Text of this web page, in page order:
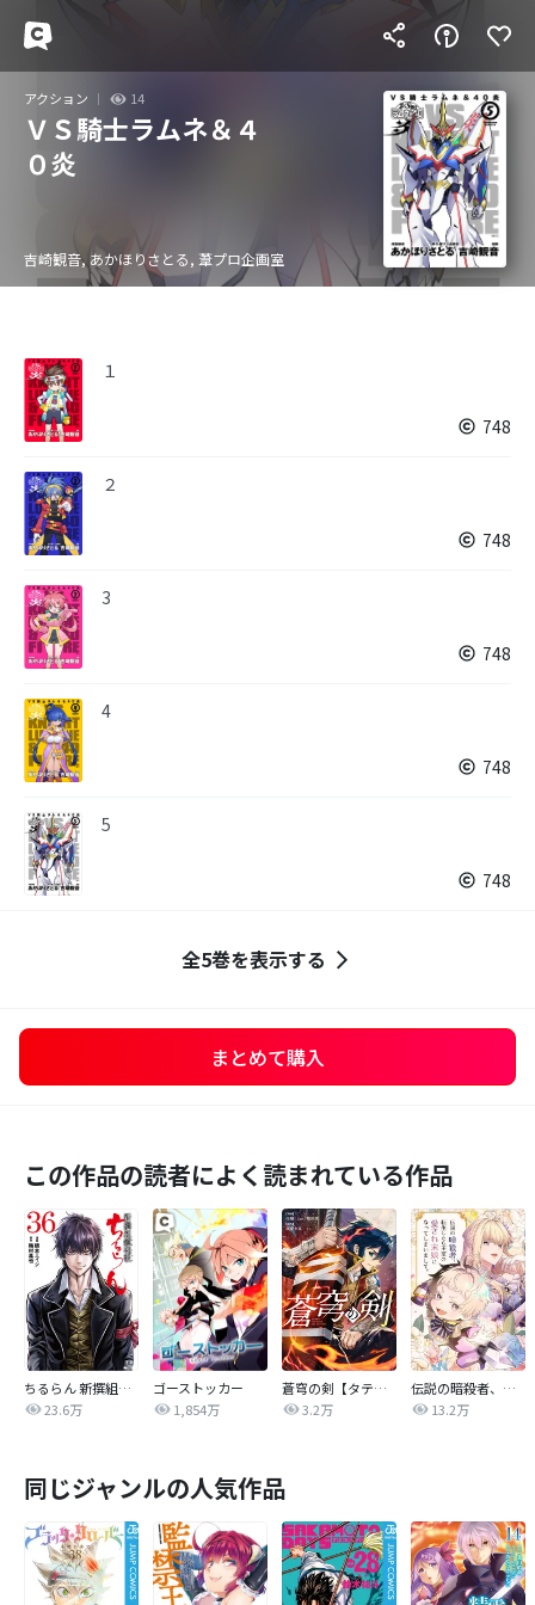
アクション 14
ＶＳ騎士ラムネ＆４
０炎
吉崎観音, あかほりさとる, 葦プロ企画室
１
748
２
748
3
748
4
748
5
748
全5巻を表示する
まとめて購入
この作品の読者によく読まれている作品
ちるらん 新撰組鎮魂歌
23.6万
ゴーストッカー
1,854万
蒼穹の剣【タテヨミ】
3.2万
伝説の暗殺者、転生したら王家の愛され末娘になってしまいまして。【タテヨミ】
13.2万
同じジャンルの人気作品